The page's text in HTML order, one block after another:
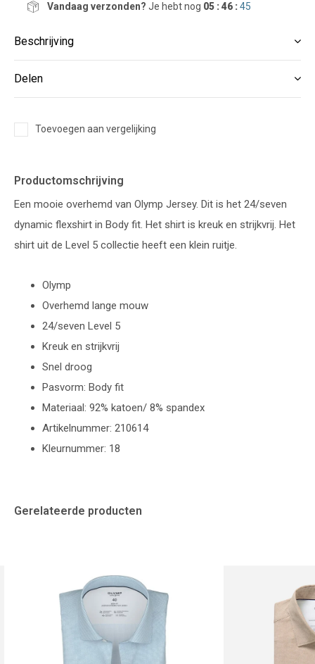
Vandaag verzonden? Je hebt nog 05 : 46 :45
Beschrijving
Delen
Toevoegen aan vergelijking
Productomschrijving
Een mooie overhemd van Olymp Jersey. Dit is het 24/seven
dynamic flexshirt in Body fit. Het shirt is kreuk en strijkvrij. Het
shirt uit de Level 5 collectie heeft een klein ruitje.
Olymp
Overhemd lange mouw
24/seven Level 5
Kreuk en strijkvrij
Snel droog
Pasvorm: Body fit
Materiaal: 92% katoen/ 8% spandex
Artikelnummer: 210614
Kleurnummer: 18
Gerelateerde producten